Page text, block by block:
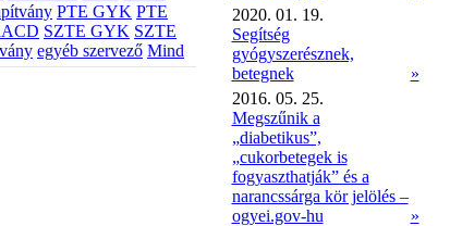
PTE GYK PTE
SZTE GYK SZTE
egyéb szervező Mind
2020. 01. 19.
Segítség
gyógyszerésznek,
betegnek
»
2016. 05. 25.
Megszűnik a
„diabetikus”,
„cukorbetegek is
fogyaszthatják” és a
narancssárga kör jelölés –
ogyei.gov-hu
»